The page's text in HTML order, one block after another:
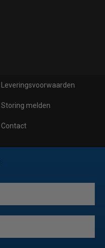
Leveringsvoorwaarden
Storing melden
Contact